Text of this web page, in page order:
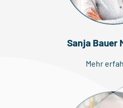
Sanja Bauer
Mehr